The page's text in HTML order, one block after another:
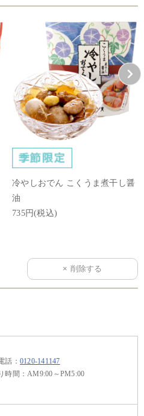
冷やしおでん こくうま煮干し醤
油
735円(税込)
話： 0120-141147
時間：AM9:00～PM5:00